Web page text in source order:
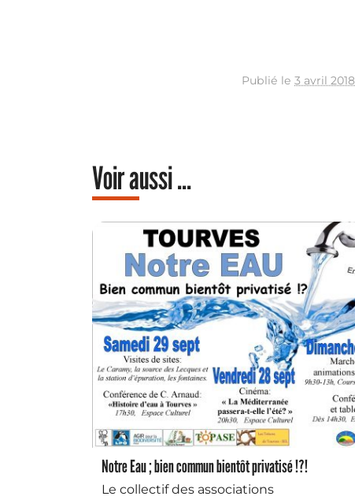
Publié le 3 avril 2018
Voir aussi ...
Notre Eau ; bien commun bientôt privatisé !?!
Le collectif des associations